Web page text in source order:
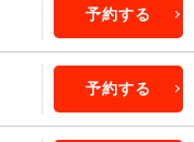
予約する
予約する